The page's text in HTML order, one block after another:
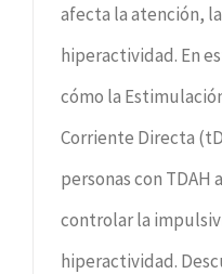
afecta la atención,
hiperactividad. En
cómo la
Corriente Directa
personas con TDAH
controlar la
hiperactividad.